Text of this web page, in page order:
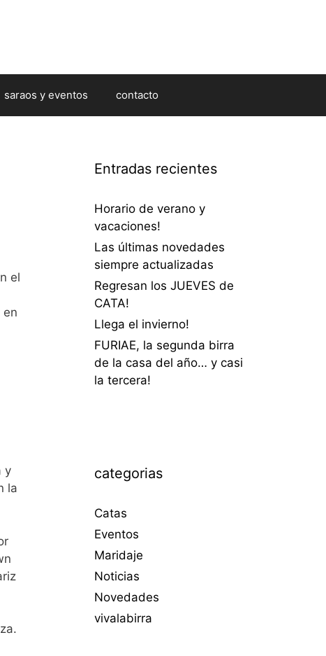
saraos y eventos contacto
el
en
y
la
Entradas recientes
Horario de verano y
vacaciones!
Las últimas novedades
siempre actualizadas
Regresan los JUEVES de
CATA!
Llega el invierno!
FURIAE, la segunda birra
de la casa del año… y casi
la tercera!
categorias
Catas
Eventos
Maridaje
Noticias
Novedades
vivalabirra